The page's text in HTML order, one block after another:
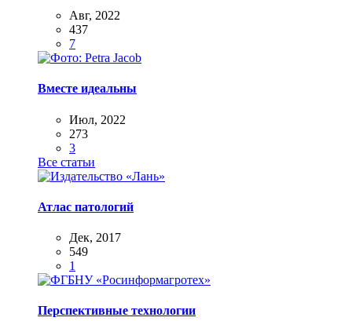
Авг, 2022
437
7
Вместе идеальны
Июл, 2022
273
3
Все статьи
Атлас патологий
Дек, 2017
549
1
Перспективные технологии